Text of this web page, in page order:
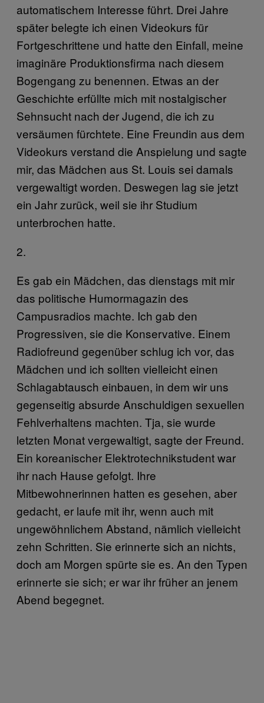
automatischem Interesse führt. Drei Jahre
später belegte ich einen Videokurs für
Fortgeschrittene und hatte den Einfall, meine
imaginäre Produktionsfirma nach diesem
Bogengang zu benennen. Etwas an der
Geschichte erfüllte mich mit nostalgischer
Sehnsucht nach der Jugend, die ich zu
versäumen fürchtete. Eine Freundin aus dem
Videokurs verstand die Anspielung und sagte
mir, das Mädchen aus St. Louis sei damals
vergewaltigt worden. Deswegen lag sie jetzt
ein Jahr zurück, weil sie ihr Studium
unterbrochen hatte.
2.
Es gab ein Mädchen, das dienstags mit mir
das politische Humormagazin des
Campusradios machte. Ich gab den
Progressiven, sie die Konservative. Einem
Radiofreund gegenüber schlug ich vor, das
Mädchen und ich sollten vielleicht einen
Schlagabtausch einbauen, in dem wir uns
gegenseitig absurde Anschuldigen sexuellen
Fehlverhaltens machten. Tja, sie wurde
letzten Monat vergewaltigt, sagte der Freund.
Ein koreanischer Elektrotechnikstudent war
ihr nach Hause gefolgt. Ihre
Mitbewohnerinnen hatten es gesehen, aber
gedacht, er laufe mit ihr, wenn auch mit
ungewöhnlichem Abstand, nämlich vielleicht
zehn Schritten. Sie erinnerte sich an nichts,
doch am Morgen spürte sie es. An den Typen
erinnerte sie sich; er war ihr früher an jenem
Abend begegnet.